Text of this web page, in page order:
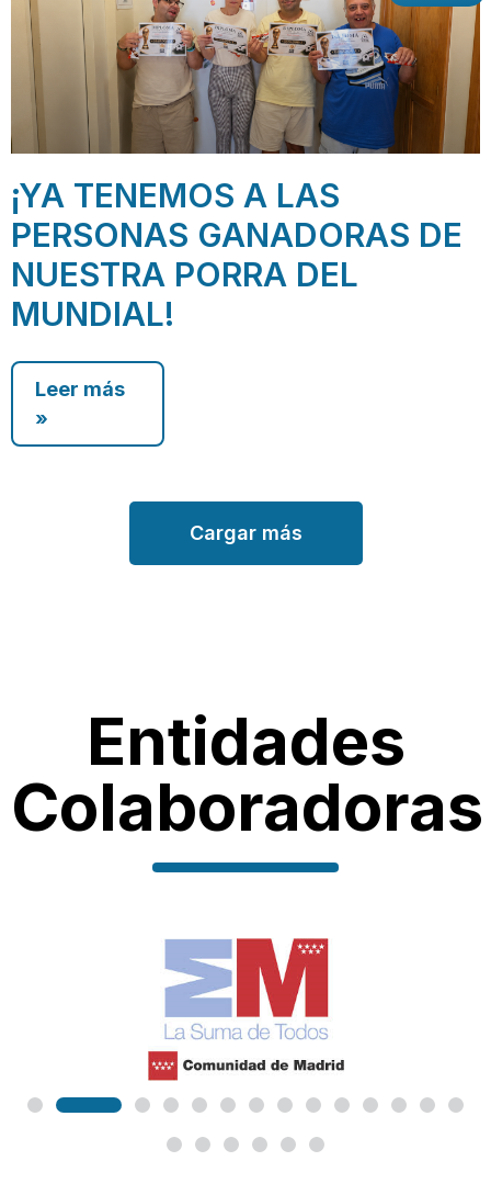
¡YA TENEMOS A LAS
PERSONAS GANADORAS DE
NUESTRA PORRA DEL
MUNDIAL!
Leer más
»
Cargar más
Entidades
Colaboradoras